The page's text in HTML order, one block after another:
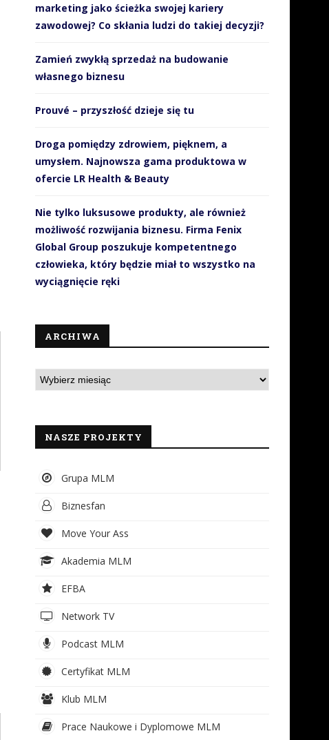
marketing jako ścieżka swojej kariery
zawodowej? Co skłania ludzi do takiej decyzji?
Zamień zwykłą sprzedaż na budowanie
własnego biznesu
Prouvé – przyszłość dzieje się tu
Droga pomiędzy zdrowiem, pięknem, a
umysłem. Najnowsza gama produktowa w
ofercie LR Health & Beauty
Nie tylko luksusowe produkty, ale również
możliwość rozwijania biznesu. Firma Fenix
Global Group poszukuje kompetentnego
człowieka, który będzie miał to wszystko na
wyciągnięcie ręki
ARCHIWA
NASZE PROJEKTY
Grupa MLM
Biznesfan
Move Your Ass
Akademia MLM
EFBA
Network TV
Podcast MLM
Certyfikat MLM
Klub MLM
Prace Naukowe i Dyplomowe MLM